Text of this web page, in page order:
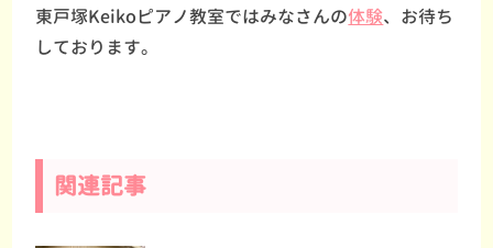
東戸塚Keikoピアノ教室ではみなさんの体験、お待ち
しております。
関連記事